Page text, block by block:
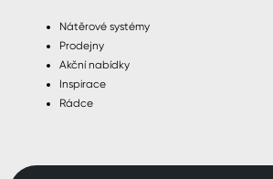
Nátěrové systémy
Prodejny
Akční nabídky
Inspirace
Rádce